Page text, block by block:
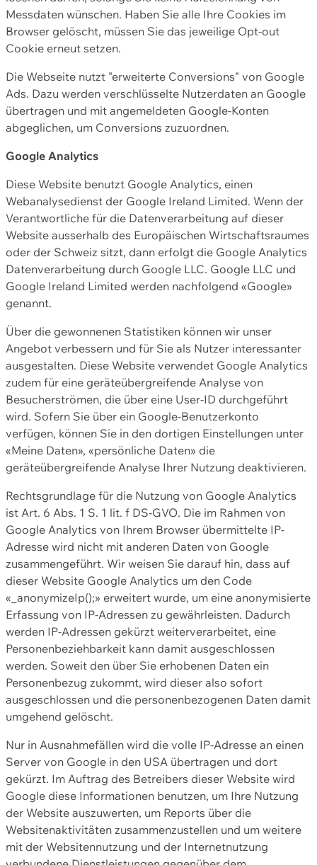
Messdaten wünschen. Haben Sie alle Ihre Cookies im
Browser gelöscht, müssen Sie das jeweilige Opt-out
Cookie erneut setzen.
Die Webseite nutzt "erweiterte Conversions" von Google
Ads. Dazu werden verschlüsselte Nutzerdaten an Google
übertragen und mit angemeldeten Google-Konten
abgeglichen, um Conversions zuzuordnen.
Google Analytics
Diese Website benutzt Google Analytics, einen
Webanalysedienst der Google Ireland Limited. Wenn der
Verantwortliche für die Datenverarbeitung auf dieser
Website ausserhalb des Europäischen Wirtschaftsraumes
oder der Schweiz sitzt, dann erfolgt die Google Analytics
Datenverarbeitung durch Google LLC. Google LLC und
Google Ireland Limited werden nachfolgend «Google»
genannt.
Über die gewonnenen Statistiken können wir unser
Angebot verbessern und für Sie als Nutzer interessanter
ausgestalten. Diese Website verwendet Google Analytics
zudem für eine geräteübergreifende Analyse von
Besucherströmen, die über eine User-ID durchgeführt
wird. Sofern Sie über ein Google-Benutzerkonto
verfügen, können Sie in den dortigen Einstellungen unter
«Meine Daten», «persönliche Daten» die
geräteübergreifende Analyse Ihrer Nutzung deaktivieren.
Rechtsgrundlage für die Nutzung von Google Analytics
ist Art. 6 Abs. 1 S. 1 lit. f DS-GVO. Die im Rahmen von
Google Analytics von Ihrem Browser übermittelte IP-
Adresse wird nicht mit anderen Daten von Google
zusammengeführt. Wir weisen Sie darauf hin, dass auf
dieser Website Google Analytics um den Code
«_anonymizeIp();» erweitert wurde, um eine anonymisierte
Erfassung von IP-Adressen zu gewährleisten. Dadurch
werden IP-Adressen gekürzt weiterverarbeitet, eine
Personenbeziehbarkeit kann damit ausgeschlossen
werden. Soweit den über Sie erhobenen Daten ein
Personenbezug zukommt, wird dieser also sofort
ausgeschlossen und die personenbezogenen Daten damit
umgehend gelöscht.
Nur in Ausnahmefällen wird die volle IP-Adresse an einen
Server von Google in den USA übertragen und dort
gekürzt. Im Auftrag des Betreibers dieser Website wird
Google diese Informationen benutzen, um Ihre Nutzung
der Website auszuwerten, um Reports über die
Websitenaktivitäten zusammenzustellen und um weitere
mit der Websitennutzung und der Internetnutzung